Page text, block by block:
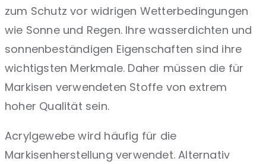
zum Schutz vor widrigen Wetterbedingungen
wie Sonne und Regen. Ihre wasserdichten und
sonnenbeständigen Eigenschaften sind ihre
wichtigsten Merkmale. Daher müssen die für
Markisen verwendeten Stoffe von extrem
hoher Qualität sein.
Acrylgewebe wird häufig für die
Markisenherstellung verwendet. Alternativ